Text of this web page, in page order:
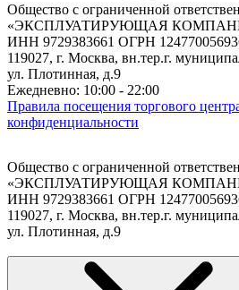
Общество с ограниченной
«ЭКСПЛУАТИРУЮЩАЯ
ИНН 9729383661 ОГРН
119027, г. Москва, вн.тер.г.
ул. Плотинная, д.9
Ежедневно: 10:00 - 22:00
Правила посещения торгового
конфиденциальности
Общество с ограниченной
«ЭКСПЛУАТИРУЮЩАЯ
ИНН 9729383661 ОГРН
119027, г. Москва, вн.тер.г.
ул. Плотинная, д.9